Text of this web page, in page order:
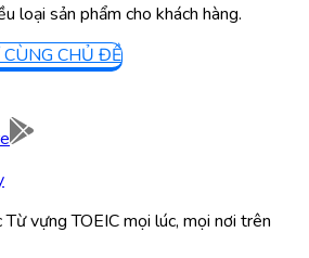
loại sản phẩm cho khách hàng.
CÙNG CHỦ ĐỀ
vựng TOEIC mọi lúc, mọi nơi trên